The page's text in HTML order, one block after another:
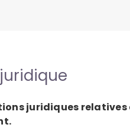
juridiques